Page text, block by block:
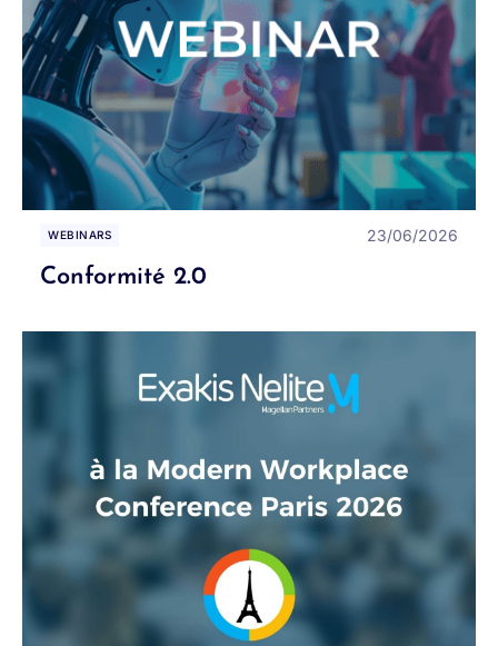
WEBINARS 23/06/2026
Conformité 2.0